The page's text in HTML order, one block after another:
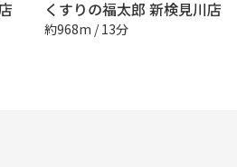
くすりの福太郎 新検見川店
約968m / 13分